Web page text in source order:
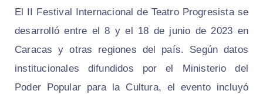
El II Festival Internacional de Teatro Progresista se
desarrolló entre el 8 y el 18 de junio de 2023 en
Caracas y otras regiones del país. Según datos
institucionales difundidos por el Ministerio del
Poder Popular para la Cultura, el evento incluyó